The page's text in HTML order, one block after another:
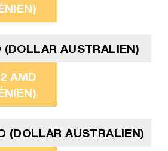
(DOLLAR AUSTRALIEN)
AMD
(DOLLAR AUSTRALIEN)